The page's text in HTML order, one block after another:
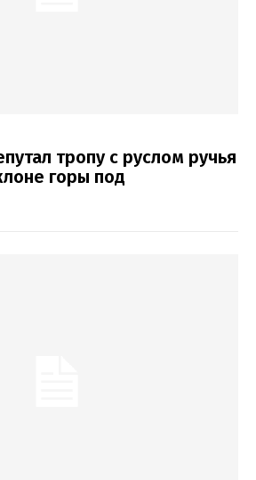
тропу с руслом ручья
горы под